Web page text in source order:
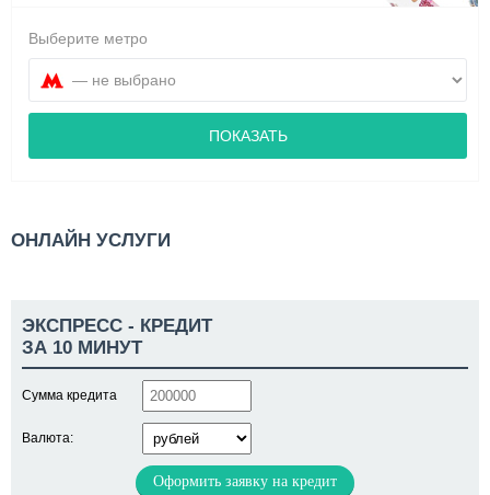
Выберите метро
ПОКАЗАТЬ
ОНЛАЙН УСЛУГИ
ЭКСПРЕСС - КРЕДИТ
ЗА 10 МИНУТ
Сумма кредита
Валюта:
Оформить заявку на кредит